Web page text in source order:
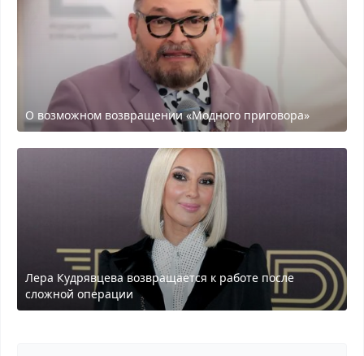
О возможном возвращении «Модного приговора»
Лера Кудрявцева возвращается к работе после
сложной операции